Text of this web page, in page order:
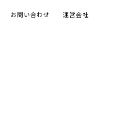
お問い合わせ 運営会社